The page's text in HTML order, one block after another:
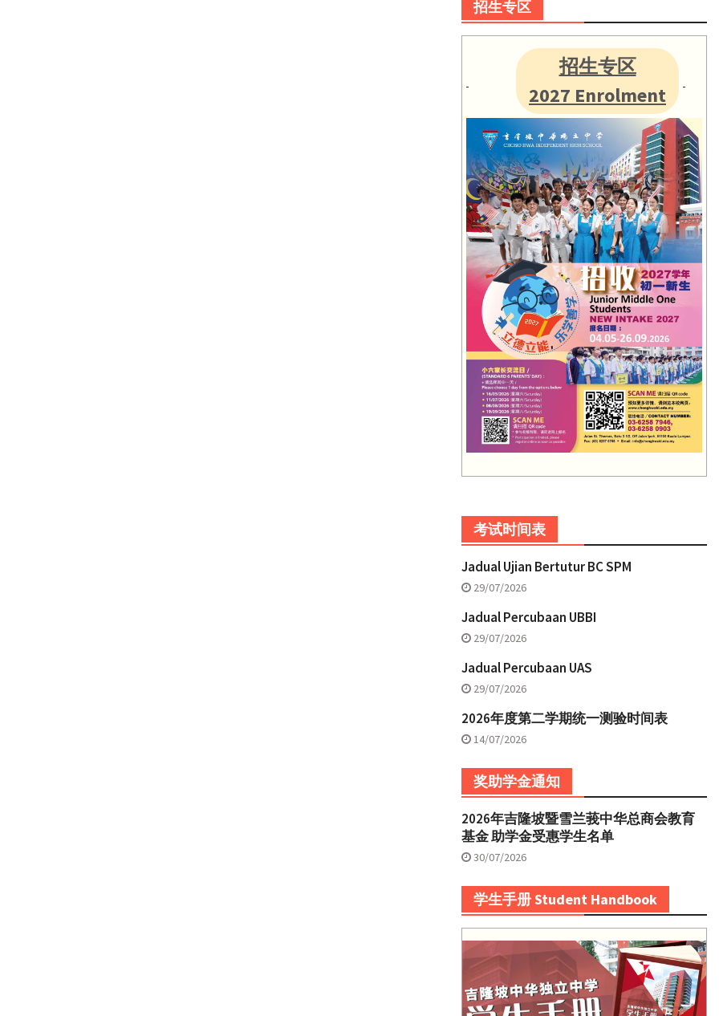
招生专区
招生专区
2027 Enrolment
考试时间表
Jadual Ujian Bertutur BC SPM
29/07/2026
Jadual Percubaan UBBI
29/07/2026
Jadual Percubaan UAS
29/07/2026
2026年度第二学期统一测验时间表
14/07/2026
奖助学金通知
2026年吉隆坡暨雪兰莪中华总商会教育
基金 助学金受惠学生名单
30/07/2026
学生手册 Student Handbook